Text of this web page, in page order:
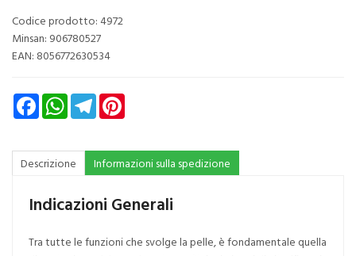
Codice prodotto: 4972
Minsan: 906780527
EAN: 8056772630534
FacebookWhatsAppTelegram
Descrizione Informazioni sulla spedizione
Indicazioni Generali
Tra tutte le funzioni che svolge la pelle, è fondamentale quella